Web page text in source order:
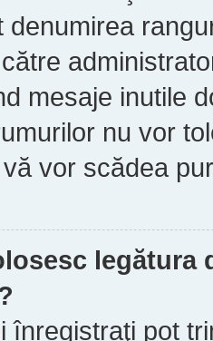
denumirea
mesaje inutile
nu vor
vor scădea
înregistraţi pot